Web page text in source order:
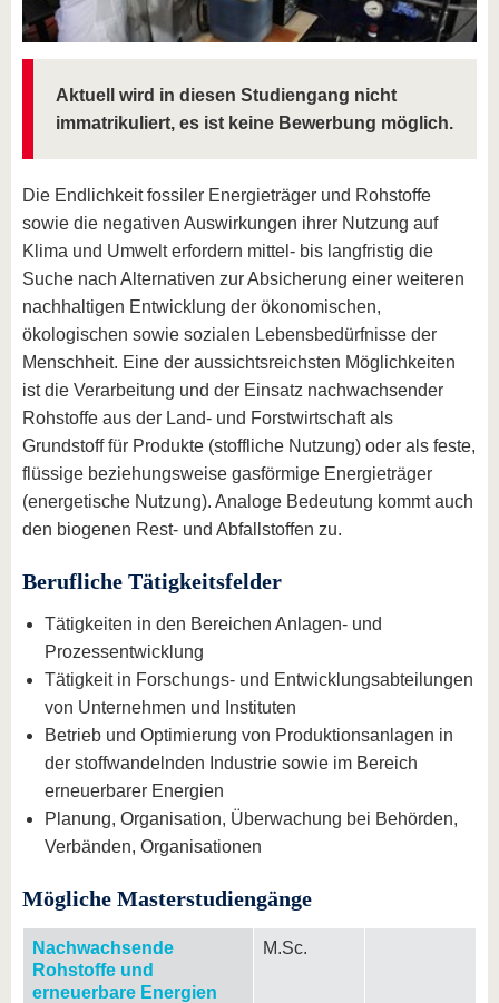
Aktuell wird in diesen Studiengang nicht
immatrikuliert, es ist keine Bewerbung möglich.
Die Endlichkeit fossiler Energieträger und Rohstoffe
sowie die negativen Auswirkungen ihrer Nutzung auf
Klima und Umwelt erfordern mittel- bis langfristig die
Suche nach Alternativen zur Absicherung einer weiteren
nachhaltigen Entwicklung der ökonomischen,
ökologischen sowie sozialen Lebensbedürfnisse der
Menschheit. Eine der aussichtsreichsten Möglichkeiten
ist die Verarbeitung und der Einsatz nachwachsender
Rohstoffe aus der Land- und Forstwirtschaft als
Grundstoff für Produkte (stoffliche Nutzung) oder als feste,
flüssige beziehungsweise gasförmige Energieträger
(energetische Nutzung). Analoge Bedeutung kommt auch
den biogenen Rest- und Abfallstoffen zu.
Berufliche Tätigkeitsfelder
Tätigkeiten in den Bereichen Anlagen- und
Prozessentwicklung
Tätigkeit in Forschungs- und Entwicklungsabteilungen
von Unternehmen und Instituten
Betrieb und Optimierung von Produktionsanlagen in
der stoffwandelnden Industrie sowie im Bereich
erneuerbarer Energien
Planung, Organisation, Überwachung bei Behörden,
Verbänden, Organisationen
Mögliche Masterstudiengänge
Nachwachsende
Rohstoffe und
erneuerbare Energien
M.Sc.